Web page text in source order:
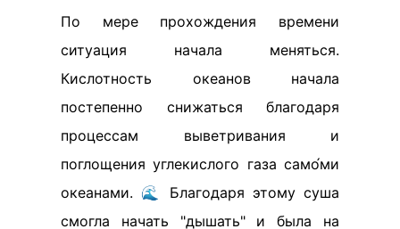
По мере прохождения времени
ситуация начала меняться.
Кислотность океанов начала
постепенно снижаться благодаря
процессам выветривания и
поглощения углекислого газа само́ми
океанами. 🌊 Благодаря этому суша
смогла начать "дышать" и была на